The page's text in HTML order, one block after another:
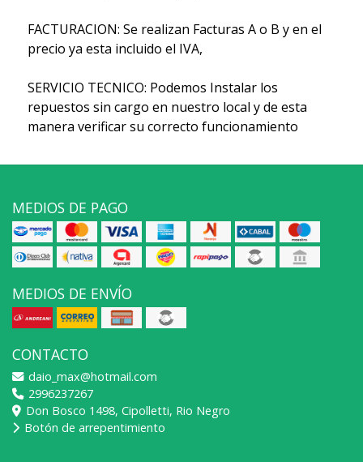
FACTURACION: Se realizan Facturas A o B y en el
precio ya esta incluido el IVA,
SERVICIO TECNICO: Podemos Instalar los
repuestos sin cargo en nuestro local y de esta
manera verificar su correcto funcionamiento
MEDIOS DE PAGO
MEDIOS DE ENVÍO
CONTACTO
daio_max@hotmail.com
2996237267
Don Bosco 1498, Cipolletti, Rio Negro
Botón de arrepentimiento